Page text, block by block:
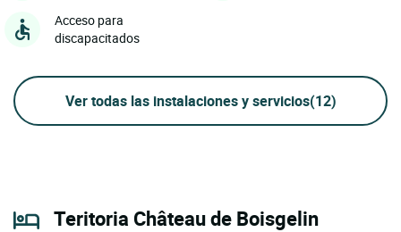
Acceso para
discapacitados
Ver todas las instalaciones y servicios(12)
Teritoria Château de Boisgelin